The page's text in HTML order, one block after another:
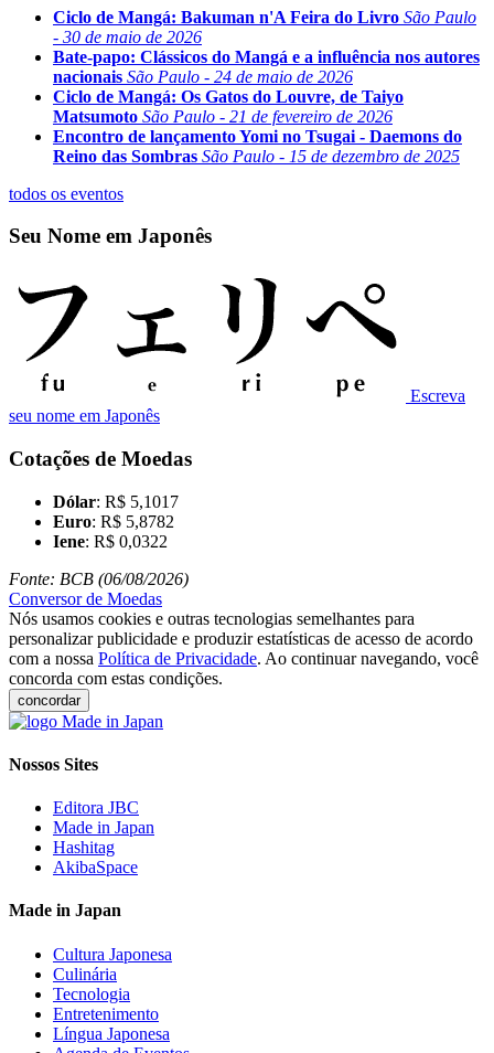
Ciclo de Mangá: Bakuman n'A Feira do Livro São Paulo
- 30 de maio de 2026
Bate-papo: Clássicos do Mangá e a influência nos autores
nacionais São Paulo - 24 de maio de 2026
Ciclo de Mangá: Os Gatos do Louvre, de Taiyo
Matsumoto São Paulo - 21 de fevereiro de 2026
Encontro de lançamento Yomi no Tsugai - Daemons do
Reino das Sombras São Paulo - 15 de dezembro de 2025
todos os eventos
Seu Nome em Japonês
Escreva
seu nome em Japonês
Cotações de Moedas
Dólar: R$ 5,1017
Euro: R$ 5,8782
Iene: R$ 0,0322
Fonte: BCB (06/08/2026)
Conversor de Moedas
Nós usamos cookies e outras tecnologias semelhantes para
personalizar publicidade e produzir estatísticas de acesso de acordo
com a nossa Política de Privacidade. Ao continuar navegando, você
concorda com estas condições.
concordar
Nossos Sites
Editora JBC
Made in Japan
Hashitag
AkibaSpace
Made in Japan
Cultura Japonesa
Culinária
Tecnologia
Entretenimento
Língua Japonesa